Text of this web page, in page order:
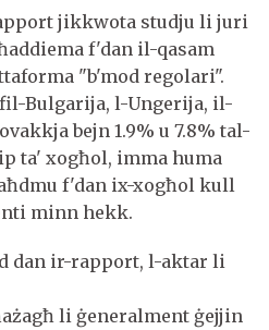
jikkwota studju li juri
f'dan il-qasam
"b'mod regolari".
Bulgarija, l-Ungerija, il-
bejn 1.9% u 7.8% tal-
ta' xogħol, imma huma
f'dan ix-xogħol kull
minn hekk.
dan ir-rapport, l-aktar li
li ġeneralment ġejjin